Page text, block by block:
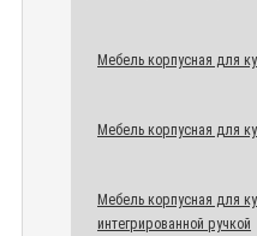
Мебель корпусная для
Мебель корпусная для
Мебель корпусная для
интегрированной ручкой